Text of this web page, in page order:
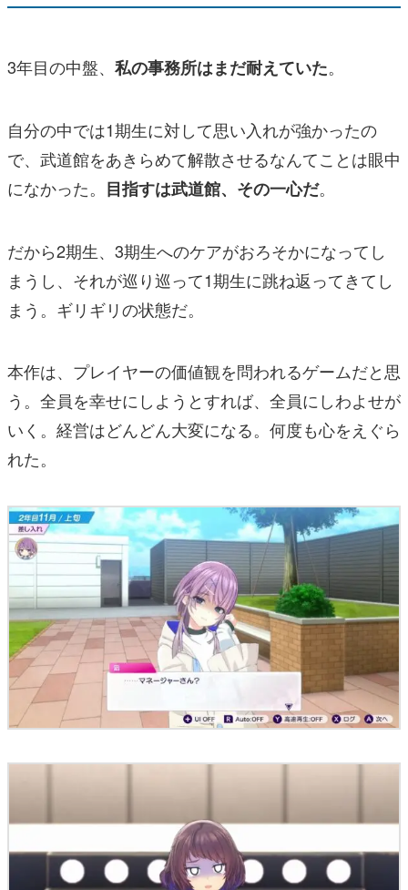
3年目の中盤、 私の事務所はまだ耐えていた。
自分の中では1期生に対して思い入れが強かったの
で、武道館をあきらめて解散させるなんてことは眼中
になかった。 目指すは武道館、その一心だ。
だから2期生、3期生へのケアがおろそかになってし
まうし、それが巡り巡って1期生に跳ね返ってきてし
まう。ギリギリの状態だ。
本作は、プレイヤーの価値観を問われるゲームだと思
う。全員を幸せにしようとすれば、全員にしわよせが
いく。経営はどんどん大変になる。何度も心をえぐら
れた。